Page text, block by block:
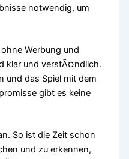
notwendig, um
Werbung und
klar und verstÃ¤ndlich.
und das Spiel mit dem
gibt es keine
So ist die Zeit schon
und zu erkennen,